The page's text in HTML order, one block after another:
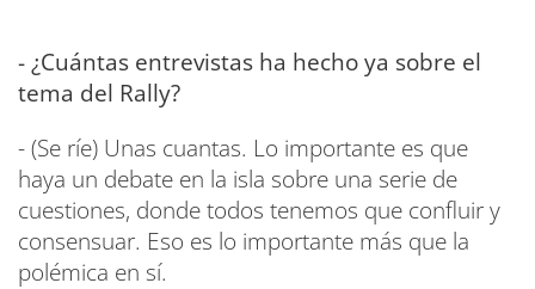
- ¿Cuántas entrevistas ha hecho ya sobre el
tema del Rally?
- (Se ríe) Unas cuantas. Lo importante es que
haya un debate en la isla sobre una serie de
cuestiones, donde todos tenemos que confluir y
consensuar. Eso es lo importante más que la
polémica en sí.